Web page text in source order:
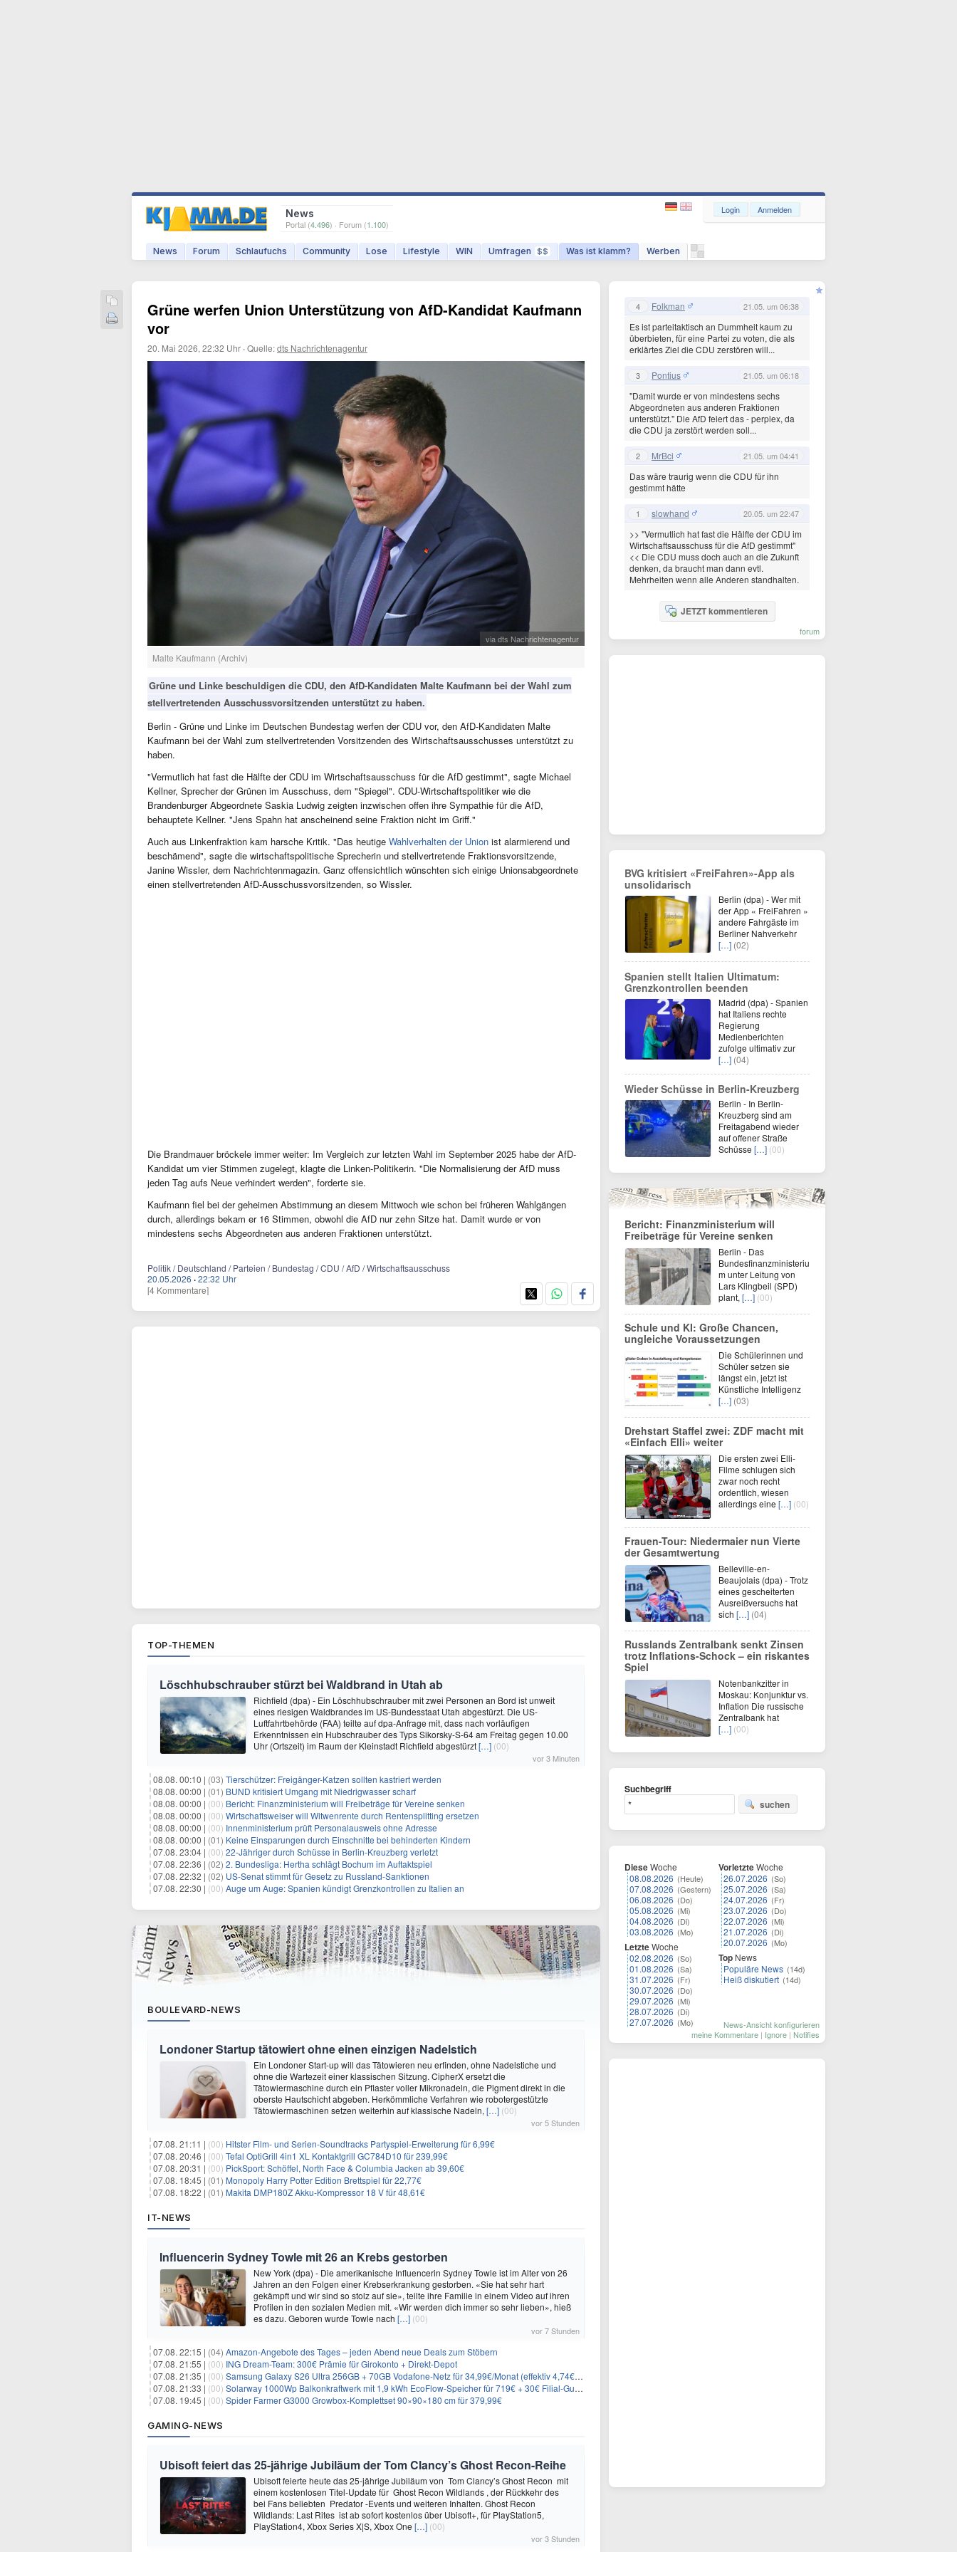
News
Portal (4.496) · Forum (1.100)
News Forum Schlaufuchs Community Lose Lifestyle WIN Umfragen $$ Was ist klamm? Werben
Login Anmelden
Grüne werfen Union Unterstützung von AfD-Kandidat Kaufmann
vor
20. Mai 2026, 22:32 Uhr ·Quelle:dts Nachrichtenagentur
via dts Nachrichtenagentur
Malte Kaufmann (Archiv)
Grüne und Linke beschuldigen die CDU, den AfD-Kandidaten Malte Kaufmann bei der Wahl zum
stellvertretenden Ausschussvorsitzenden unterstützt zu haben.
Berlin - Grüne und Linke im Deutschen Bundestag werfen der CDU vor, den AfD-Kandidaten Malte
Kaufmann bei der Wahl zum stellvertretenden Vorsitzenden des Wirtschaftsausschusses unterstützt zu
haben.
"Vermutlich hat fast die Hälfte der CDU im Wirtschaftsausschuss für die AfD gestimmt", sagte Michael
Kellner, Sprecher der Grünen im Ausschuss, dem "Spiegel". CDU-Wirtschaftspolitiker wie die
Brandenburger Abgeordnete Saskia Ludwig zeigten inzwischen offen ihre Sympathie für die AfD,
behauptete Kellner. "Jens Spahn hat anscheinend seine Fraktion nicht im Griff."
Auch aus Linkenfraktion kam harsche Kritik. "Das heutige Wahlverhalten der Union ist alarmierend und
beschämend", sagte die wirtschaftspolitische Sprecherin und stellvertretende Fraktionsvorsitzende,
Janine Wissler, dem Nachrichtenmagazin. Ganz offensichtlich wünschten sich einige Unionsabgeordnete
einen stellvertretenden AfD-Ausschussvorsitzenden, so Wissler.
Die Brandmauer bröckele immer weiter: Im Vergleich zur letzten Wahl im September 2025 habe der AfD-
Kandidat um vier Stimmen zugelegt, klagte die Linken-Politikerin. "Die Normalisierung der AfD muss
jeden Tag aufs Neue verhindert werden", forderte sie.
Kaufmann fiel bei der geheimen Abstimmung an diesem Mittwoch wie schon bei früheren Wahlgängen
durch, allerdings bekam er 16 Stimmen, obwohl die AfD nur zehn Sitze hat. Damit wurde er von
mindestens sechs Abgeordneten aus anderen Fraktionen unterstützt.
Politik / Deutschland / Parteien / Bundestag / CDU / AfD / Wirtschaftsausschuss
20.05.2026 ·22:32 Uhr
[4 Kommentare]
TOP-THEMEN
Löschhubschrauber stürzt bei Waldbrand in Utah ab
Richfield (dpa) - Ein Löschhubschrauber mit zwei Personen an Bord ist unweit
eines riesigen Waldbrandes im US-Bundesstaat Utah abgestürzt. Die US-
Luftfahrtbehörde (FAA) teilte auf dpa-Anfrage mit, dass nach vorläufigen
Erkenntnissen ein Hubschrauber des Typs Sikorsky-S-64 am Freitag gegen 10.00
Uhr (Ortszeit) im Raum der Kleinstadt Richfield abgestürzt[…] (00)
vor 3 Minuten
08.08. 00:10 | (03) Tierschützer: Freigänger-Katzen sollten kastriert werden
08.08. 00:00 | (01) BUND kritisiert Umgang mit Niedrigwasser scharf
08.08. 00:00 | (00) Bericht: Finanzministerium will Freibeträge für Vereine senken
08.08. 00:00 | (00) Wirtschaftsweiser will Witwenrente durch Rentensplitting ersetzen
08.08. 00:00 | (00) Innenministerium prüft Personalausweis ohne Adresse
08.08. 00:00 | (01) Keine Einsparungen durch Einschnitte bei behinderten Kindern
07.08. 23:04 | (00) 22-Jähriger durch Schüsse in Berlin-Kreuzberg verletzt
07.08. 22:36 | (02) 2. Bundesliga: Hertha schlägt Bochum im Auftaktspiel
07.08. 22:32 | (02) US-Senat stimmt für Gesetz zu Russland-Sanktionen
07.08. 22:30 | (00) Auge um Auge: Spanien kündigt Grenzkontrollen zu Italien an
BOULEVARD-NEWS
Londoner Startup tätowiert ohne einen einzigen Nadelstich
Ein Londoner Start-up will das Tätowieren neu erfinden, ohne Nadelstiche und
ohne die Wartezeit einer klassischen Sitzung. CipherX ersetzt die
Tätowiermaschine durch ein Pflaster voller Mikronadeln, die Pigment direkt in die
oberste Hautschicht abgeben. Herkömmliche Verfahren wie robotergestützte
Tätowiermaschinen setzen weiterhin auf klassische Nadeln, […] (00)
vor 5 Stunden
07.08. 21:11 | (00) Hitster Film- und Serien-Soundtracks Partyspiel-Erweiterung für 6,99€
07.08. 20:46 | (00) Tefal OptiGrill 4in1 XL Kontaktgrill GC784D10 für 239,99€
07.08. 20:31 | (00) PickSport: Schöffel, North Face & Columbia Jacken ab 39,60€
07.08. 18:45 | (01) Monopoly Harry Potter Edition Brettspiel für 22,77€
07.08. 18:22 | (01) Makita DMP180Z Akku-Kompressor 18 V für 48,61€
IT-NEWS
Influencerin Sydney Towle mit 26 an Krebs gestorben
New York (dpa) - Die amerikanische Influencerin Sydney Towle ist im Alter von 26
Jahren an den Folgen einer Krebserkrankung gestorben. «Sie hat sehr hart
gekämpft und wir sind so stolz auf sie», teilte ihre Familie in einem Video auf ihren
Profilen in den sozialen Medien mit. «Wir werden dich immer so sehr lieben», hieß
es dazu. Geboren wurde Towle nach […] (00)
vor 7 Stunden
07.08. 22:15 | (04) Amazon-Angebote des Tages – jeden Abend neue Deals zum Stöbern
07.08. 21:55 | (00) ING Dream-Team: 300€ Prämie für Girokonto + Direkt-Depot
07.08. 21:35 | (00) Samsung Galaxy S26 Ultra 256GB + 70GB Vodafone-Netz für 34,99€/Monat (effektiv 4,74€/Monat)
07.08. 21:33 | (00) Solarway 1000Wp Balkonkraftwerk mit 1,9 kWh EcoFlow-Speicher für 719€ + 30€ Filial-Gutschein
07.08. 19:45 | (00) Spider Farmer G3000 Growbox-Komplettset 90×90×180 cm für 379,99€
GAMING-NEWS
Ubisoft feiert das 25-jährige Jubiläum der Tom Clancy’s Ghost Recon-Reihe
Ubisoft feierte heute das 25-jährige Jubiläum von Tom Clancy’s Ghost Recon mit
einem kostenlosen Titel-Update für Ghost Recon Wildlands , der Rückkehr des
bei Fans beliebten Predator -Events und weiteren Inhalten. Ghost Recon
Wildlands: Last Rites ist ab sofort kostenlos über Ubisoft+, für PlayStation5,
PlayStation4, Xbox Series X|S, Xbox One […] (00)
vor 3 Stunden
4 Folkman 21.05. um 06:38
Es ist parteitaktisch an Dummheit kaum zu
überbieten, für eine Partei zu voten, die als
erklärtes Ziel die CDU zerstören will...
3 Pontius 21.05. um 06:18
"Damit wurde er von mindestens sechs
Abgeordneten aus anderen Fraktionen
unterstützt." Die AfD feiert das - perplex, da
die CDU ja zerstört werden soll...
2 MrBci 21.05. um 04:41
Das wäre traurig wenn die CDU für ihn
gestimmt hätte
1 slowhand 20.05. um 22:47
>> "Vermutlich hat fast die Hälfte der CDU im
Wirtschaftsausschuss für die AfD gestimmt"
<< Die CDU muss doch auch an die Zukunft
denken, da braucht man dann evtl.
Mehrheiten wenn alle Anderen standhalten.
JETZT kommentieren
forum
BVG kritisiert «FreiFahren»-App als
unsolidarisch
Berlin (dpa) - Wer mit
der App « FreiFahren »
andere Fahrgäste im
Berliner Nahverkehr
[…] (02)
Spanien stellt Italien Ultimatum:
Grenzkontrollen beenden
Madrid (dpa) - Spanien
hat Italiens rechte
Regierung
Medienberichten
zufolge ultimativ zur
[…] (04)
Wieder Schüsse in Berlin-Kreuzberg
Berlin - In Berlin-
Kreuzberg sind am
Freitagabend wieder
auf offener Straße
Schüsse […] (00)
Bericht: Finanzministerium will
Freibeträge für Vereine senken
Berlin - Das
Bundesfinanzministeriu
m unter Leitung von
Lars Klingbeil (SPD)
plant, […] (00)
Schule und KI: Große Chancen,
ungleiche Voraussetzungen
Die Schülerinnen und
Schüler setzen sie
längst ein, jetzt ist
Künstliche Intelligenz
[…] (03)
Drehstart Staffel zwei: ZDF macht mit
«Einfach Elli» weiter
Die ersten zwei Elli-
Filme schlugen sich
zwar noch recht
ordentlich, wiesen
allerdings eine […] (00)
Frauen-Tour: Niedermaier nun Vierte
der Gesamtwertung
Belleville-en-
Beaujolais (dpa) - Trotz
eines gescheiterten
Ausreißversuchs hat
sich […] (04)
Russlands Zentralbank senkt Zinsen
trotz Inflations-Schock – ein riskantes
Spiel
Notenbankzitter in
Moskau: Konjunktur vs.
Inflation Die russische
Zentralbank hat
[…] (00)
Suchbegriff
suchen
DieseWoche
08.08.2026 (Heute)
07.08.2026 (Gestern)
06.08.2026 (Do)
05.08.2026 (Mi)
04.08.2026 (Di)
03.08.2026 (Mo)
LetzteWoche
02.08.2026 (So)
01.08.2026 (Sa)
31.07.2026 (Fr)
30.07.2026 (Do)
29.07.2026 (Mi)
28.07.2026 (Di)
27.07.2026 (Mo)
VorletzteWoche
26.07.2026 (So)
25.07.2026 (Sa)
24.07.2026 (Fr)
23.07.2026 (Do)
22.07.2026 (Mi)
21.07.2026 (Di)
20.07.2026 (Mo)
Top News
Populäre News (14d)
Heiß diskutiert (14d)
News-Ansicht konfigurieren
meine Kommentare | Ignore | Notifies